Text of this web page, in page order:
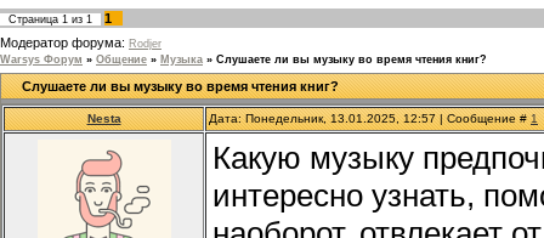
Страница 1 из 1
1
Модератор форума: Rodjer
Warsys Форум » Общение » Музыка » Слушаете ли вы музыку во время чтения книг?
Слушаете ли вы музыку во время чтения книг?
Nesta Дата: Понедельник, 13.01.2025, 12:57 | Сообщение #1
Какую музыку
интересно узнать,